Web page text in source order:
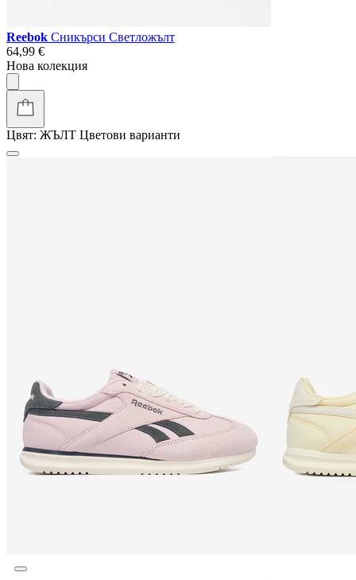
Reebok Сникърси Светложълт
64,99 €
Нова колекция
Цвят: ЖЪЛТ Цветови варианти